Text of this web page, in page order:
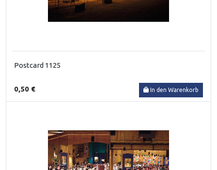
Postcard 1125
0,50 € In den Warenkorb